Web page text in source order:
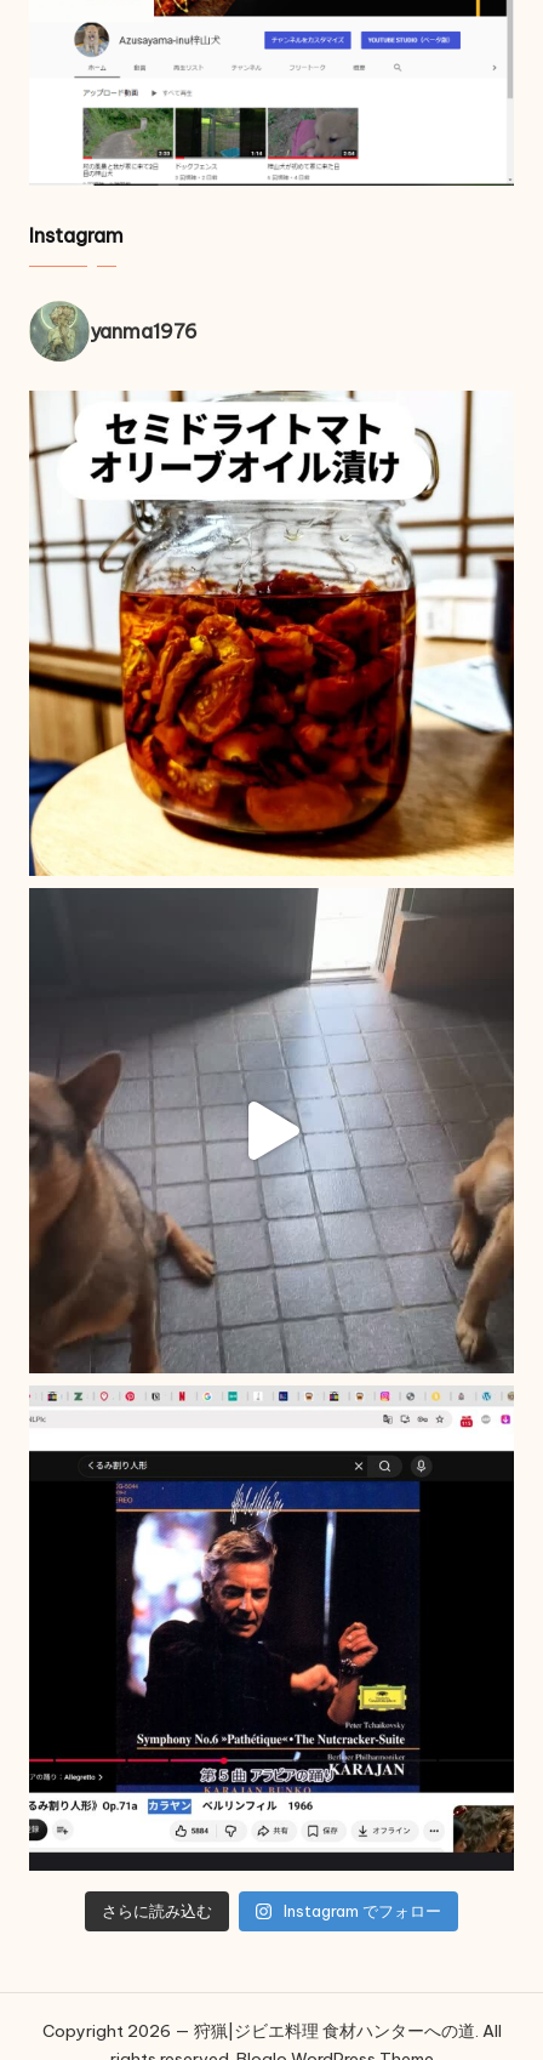
Instagram
yanma1976
さらに読み込む Instagram でフォロー
Copyright 2026 — 狩猟|ジビエ料理 食材ハンターへの道. All